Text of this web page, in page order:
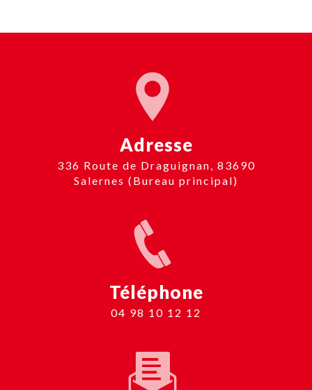
Adresse
336 Route de Draguignan, 83690
Salernes (Bureau principal)
Téléphone
04 98 10 12 12